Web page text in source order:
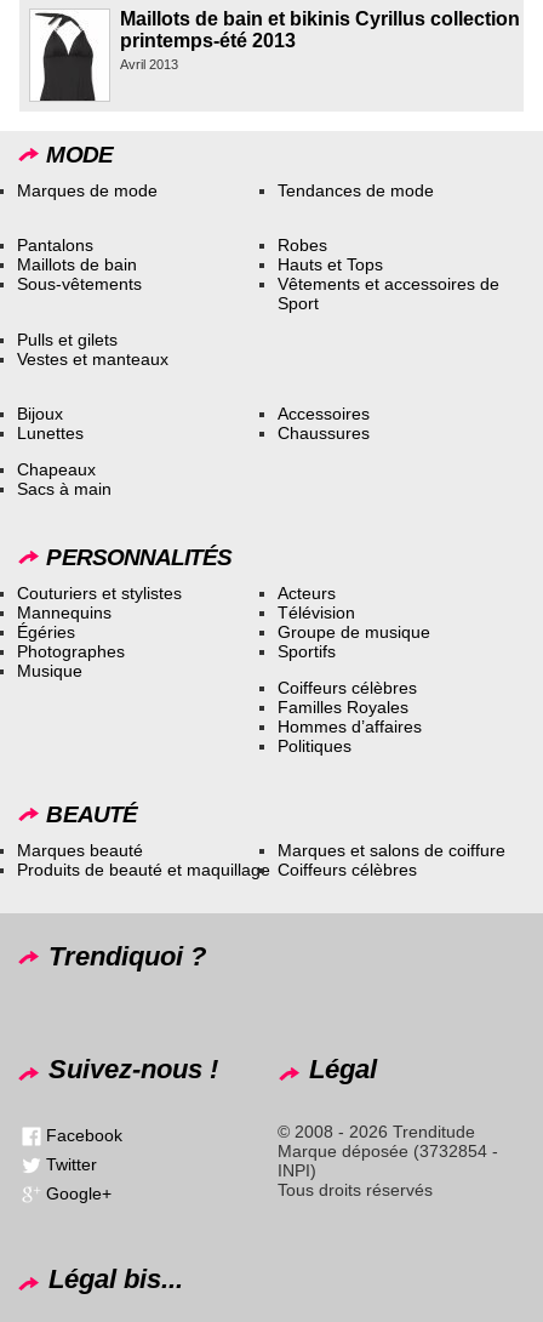
Maillots de bain et bikinis Cyrillus collection
printemps-été 2013
Avril 2013
MODE
Marques de mode Tendances de mode
Pantalons
Maillots de bain
Sous-vêtements
Robes
Hauts et Tops
Vêtements et accessoires de
Sport
Pulls et gilets
Vestes et manteaux
Bijoux
Lunettes
Accessoires
Chaussures
Chapeaux
Sacs à main
PERSONNALITÉS
Couturiers et stylistes
Mannequins
Égéries
Photographes
Musique
Acteurs
Télévision
Groupe de musique
Sportifs
Coiffeurs célèbres
Familles Royales
Hommes d’affaires
Politiques
BEAUTÉ
Marques beauté
Produits de beauté et maquillage
Marques et salons de coiffure
Coiffeurs célèbres
Trendiquoi ?
Suivez-nous !
Facebook
Twitter
Google+
Légal
© 2008 - 2026 Trenditude
Marque déposée (3732854 -
INPI)
Tous droits réservés
Légal bis...